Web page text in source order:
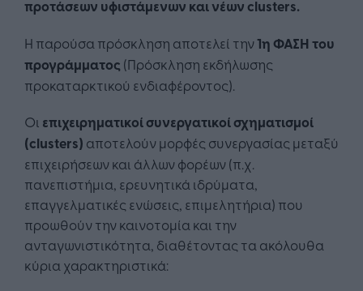
προτάσεων υφιστάμενων και νέων clusters.
Η παρούσα πρόσκληση αποτελεί την1η ΦΑΣΗ του
προγράμματος (Πρόσκληση εκδήλωσης
προκαταρκτικού ενδιαφέροντος).
Οι επιχειρηματικοί συνεργατικοί σχηματισμοί
(clusters) αποτελούν μορφές συνεργασίας μεταξύ
επιχειρήσεων και άλλων φορέων (π.χ.
πανεπιστήμια, ερευνητικά ιδρύματα,
επαγγελματικές ενώσεις, επιμελητήρια) που
προωθούν την καινοτομία και την
ανταγωνιστικότητα, διαθέτοντας τα ακόλουθα
κύρια χαρακτηριστικά: